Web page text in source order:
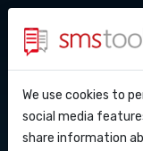
API
Warum
Blog
Angebot
SMS
We use cookies to
social media
share information